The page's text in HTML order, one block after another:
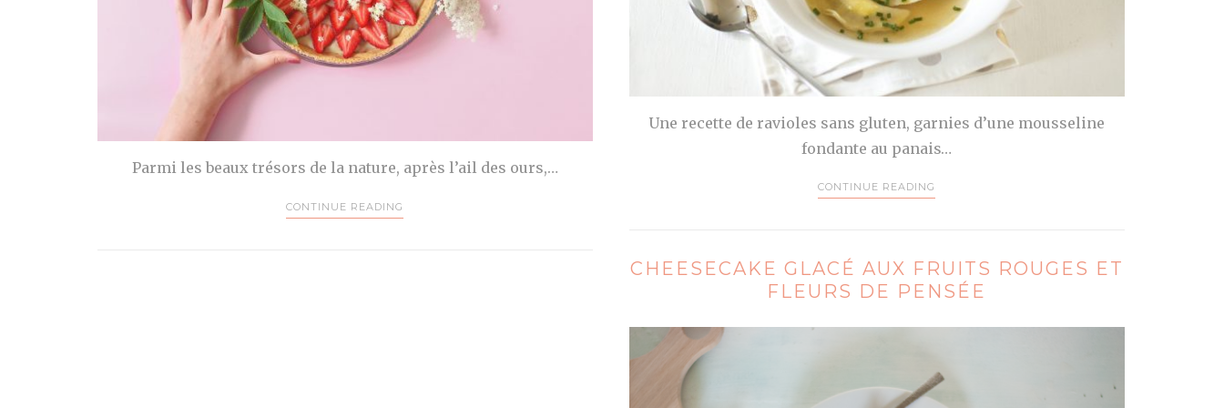
Parmi les beaux trésors de la nature, après l’ail des ours,…
CONTINUE READING
Une recette de ravioles sans gluten, garnies d’une mousseline
fondante au panais…
CONTINUE READING
CHEESECAKE GLACÉ AUX FRUITS ROUGES ET
FLEURS DE PENSÉE